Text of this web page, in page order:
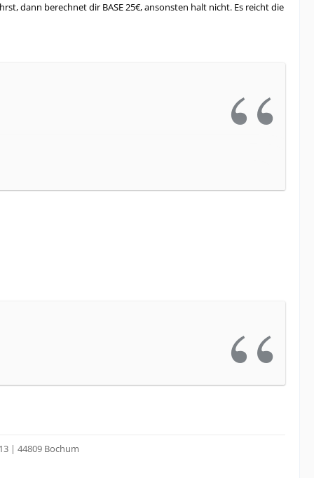
dann berechnet dir BASE 25€, ansonsten halt nicht. Es reicht die
| 44809 Bochum